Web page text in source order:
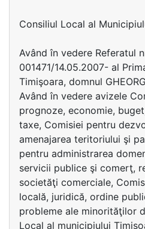
Consiliul Local al
Având în vedere Referatul
001471/14.05.2007- al
Timişoara, domnul
Având în vedere avizele
prognoze, economie,
taxe, Comisiei pentru
amenajarea teritoriului şi
pentru administrarea
servicii publice şi comerţ,
societăţi comerciale,
locală, juridică, ordine
probleme ale minorităţilor
Local al municipiului